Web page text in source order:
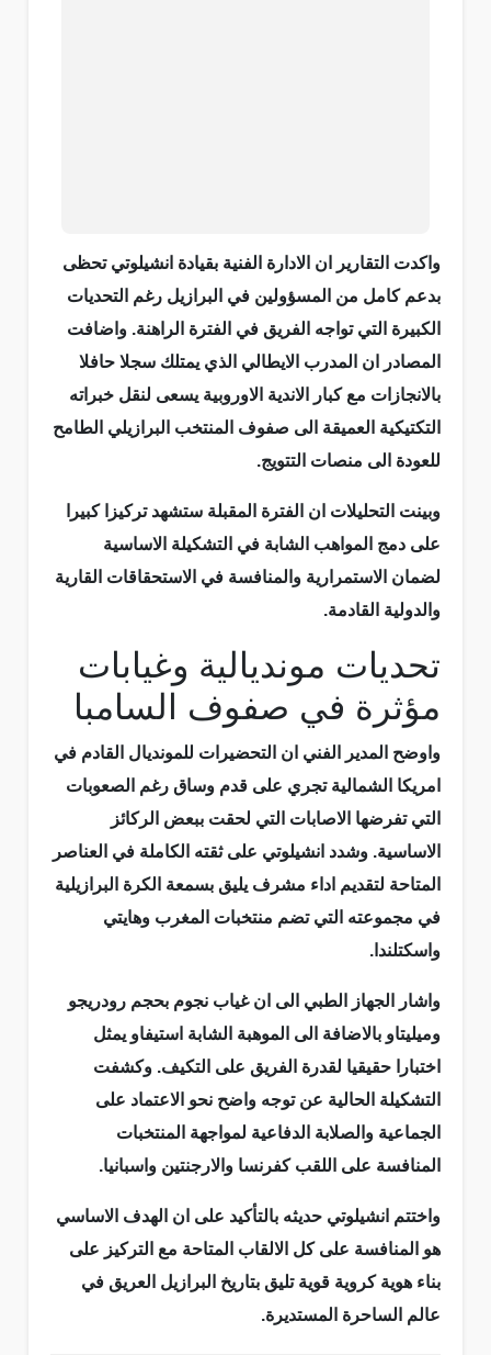
واكدت التقارير ان الادارة الفنية بقيادة انشيلوتي تحظى
بدعم كامل من المسؤولين في البرازيل رغم التحديات
الكبيرة التي تواجه الفريق في الفترة الراهنة. واضافت
المصادر ان المدرب الايطالي الذي يمتلك سجلا حافلا
بالانجازات مع كبار الاندية الاوروبية يسعى لنقل خبراته
التكتيكية العميقة الى صفوف المنتخب البرازيلي الطامح
للعودة الى منصات التتويج.
وبينت التحليلات ان الفترة المقبلة ستشهد تركيزا كبيرا
على دمج المواهب الشابة في التشكيلة الاساسية
لضمان الاستمرارية والمنافسة في الاستحقاقات القارية
والدولية القادمة.
تحديات مونديالية وغيابات
مؤثرة في صفوف السامبا
واوضح المدير الفني ان التحضيرات للمونديال القادم في
امريكا الشمالية تجري على قدم وساق رغم الصعوبات
التي تفرضها الاصابات التي لحقت ببعض الركائز
الاساسية. وشدد انشيلوتي على ثقته الكاملة في العناصر
المتاحة لتقديم اداء مشرف يليق بسمعة الكرة البرازيلية
في مجموعته التي تضم منتخبات المغرب وهايتي
واسكتلندا.
واشار الجهاز الطبي الى ان غياب نجوم بحجم رودريجو
وميليتاو بالاضافة الى الموهبة الشابة استيفاو يمثل
اختبارا حقيقيا لقدرة الفريق على التكيف. وكشفت
التشكيلة الحالية عن توجه واضح نحو الاعتماد على
الجماعية والصلابة الدفاعية لمواجهة المنتخبات
المنافسة على اللقب كفرنسا والارجنتين واسبانيا.
واختتم انشيلوتي حديثه بالتأكيد على ان الهدف الاساسي
هو المنافسة على كل الالقاب المتاحة مع التركيز على
بناء هوية كروية قوية تليق بتاريخ البرازيل العريق في
عالم الساحرة المستديرة.